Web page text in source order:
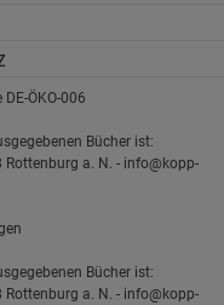
ÖKO-006
Bücher ist:
Rottenburg a. N. - info@kopp-
Bücher ist:
Rottenburg a. N. - info@kopp-